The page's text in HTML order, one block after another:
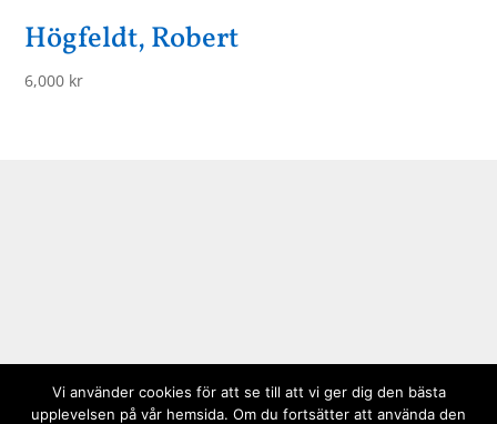
Högfeldt, Robert
6,000 kr
Vi använder cookies för att se till att vi ger dig den bästa
upplevelsen på vår hemsida. Om du fortsätter att använda den